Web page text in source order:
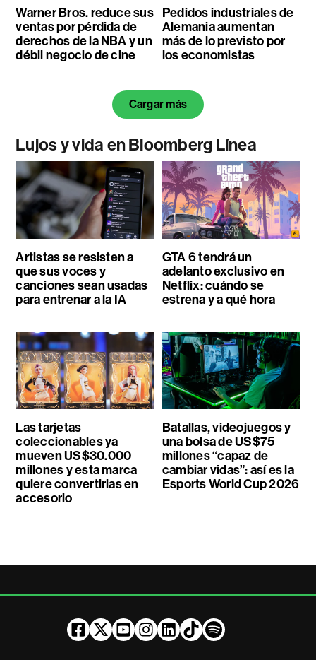
Warner Bros. reduce sus
ventas por pérdida de
derechos de la NBA y un
débil negocio de cine
Pedidos industriales de
Alemania aumentan
más de lo previsto por
los economistas
Cargar más
Lujos y vida en Bloomberg Línea
Artistas se resisten a
que sus voces y
canciones sean usadas
para entrenar a la IA
GTA 6 tendrá un
adelanto exclusivo en
Netflix: cuándo se
estrena y a qué hora
Las tarjetas
coleccionables ya
mueven US$30.000
millones y esta marca
quiere convertirlas en
accesorio
Batallas, videojuegos y
una bolsa de US$75
millones “capaz de
cambiar vidas”: así es la
Esports World Cup 2026